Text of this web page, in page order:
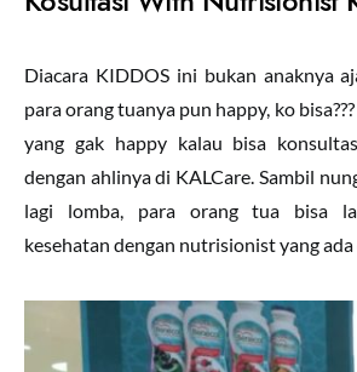
Diacara KIDDOS ini bukan anaknya
para orang tuanya pun happy, ko
yang gak happy kalau bisa
dengan ahlinya di KALCare. Sambil
lagi lomba, para orang tua bisa
kesehatan dengan nutrisionist yang ada